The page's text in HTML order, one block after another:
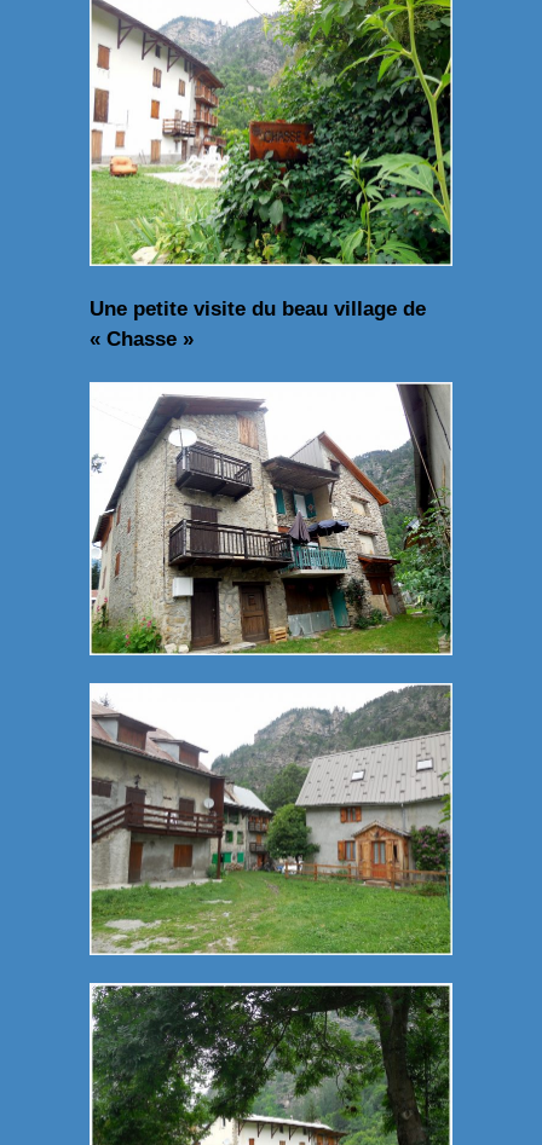
Une petite visite du beau village de
« Chasse »